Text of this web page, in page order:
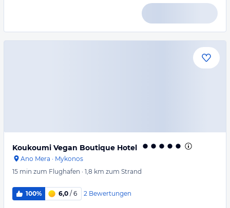
Koukoumi Vegan Boutique Hotel
Ano Mera · Mykonos
15 min zum Flughafen · 1,8 km zum Strand
100% 6,0 / 6 2 Bewertungen